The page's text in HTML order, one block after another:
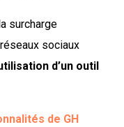
surcharge
sociaux
d’un outil
de GH